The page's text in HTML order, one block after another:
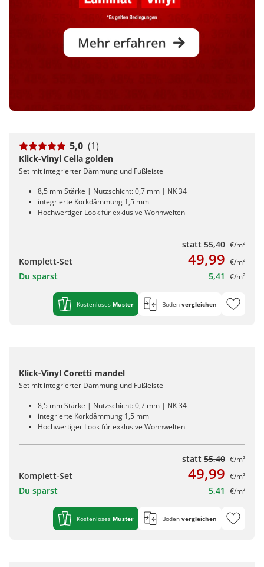
5,0 (1)
Klick-Vinyl Cella golden
Set mit integrierter Dämmung und Fußleiste
8,5 mm Stärke | Nutzschicht: 0,7 mm | NK 34
integrierte Korkdämmung 1,5 mm
Hochwertiger Look für exklusive Wohnwelten
statt 55,40 €/m²
Komplett-Set 49,99 €/m²
Du sparst 5,41 €/m²
Kostenloses Muster Boden vergleichen
Klick-Vinyl Coretti mandel
Set mit integrierter Dämmung und Fußleiste
8,5 mm Stärke | Nutzschicht: 0,7 mm | NK 34
integrierte Korkdämmung 1,5 mm
Hochwertiger Look für exklusive Wohnwelten
statt 55,40 €/m²
Komplett-Set 49,99 €/m²
Du sparst 5,41 €/m²
Kostenloses Muster Boden vergleichen